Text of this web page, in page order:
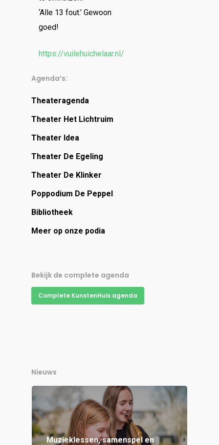
‘Alle 13 fout.’ Gewoon
goed!
https://vuilehuichelaar.nl/
Agenda’s:
Theateragenda
Theater Het Lichtruim
Theater Idea
Theater De Egeling
Theater De Klinker
Poppodium De Peppel
Bibliotheek
Meer op onze podia
Bekijk de complete agenda
Complete KunstenHuis agenda
Nieuws
Muzieklessen, samenspel en